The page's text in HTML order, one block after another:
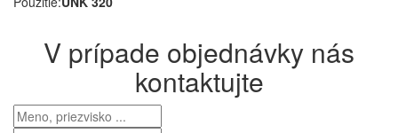
V prípade objednávky nás
kontaktujte